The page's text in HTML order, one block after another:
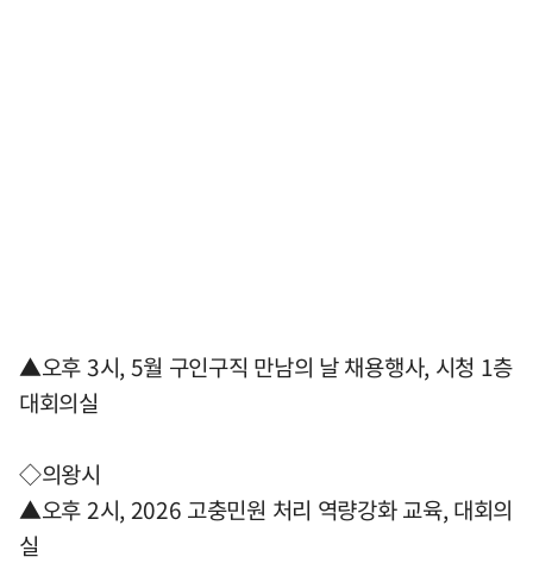
▲오후 3시, 5월 구인구직 만남의 날 채용행사, 시청 1층
대회의실
◇의왕시
▲오후 2시, 2026 고충민원 처리 역량강화 교육, 대회의
실